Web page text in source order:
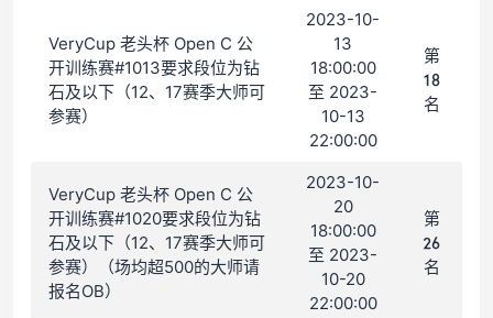
VeryCup 老头杯 Open C 公
开训练赛#1013要求段位为钻
石及以下（12、17赛季大师可
参赛）
2023-10-
13
18:00:00
至 2023-
10-13
22:00:00
第
18
名
VeryCup 老头杯 Open C 公
开训练赛#1020要求段位为钻
石及以下（12、17赛季大师可
参赛）（场均超500的大师请
报名OB）
2023-10-
20
18:00:00
至 2023-
10-20
22:00:00
第
26
名